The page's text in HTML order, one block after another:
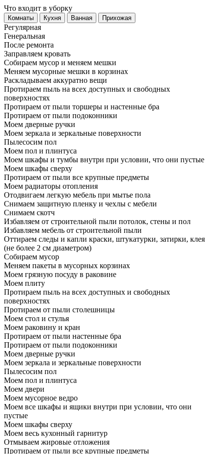
Что входит в уборку
Регу­лярная
Гене­ральная
После ремонта
Заправляем кровать
Собираем мусор и меняем мешки
Меняем мусорные мешки в корзинах
Раскладываем аккуратно вещи
Протираем пыль на всех доступных и свободных
поверхностях
Протираем от пыли торшеры и настенные бра
Протираем от пыли подоконники
Моем дверные ручки
Моем зеркала и зеркальные поверхности
Пылесосим пол
Моем пол и плинтуса
Моем шкафы и тумбы внутри при условии, что они пустые
Моем шкафы сверху
Протираем от пыли все крупные предметы
Моем радиаторы отопления
Отодвигаем легкую мебель при мытье пола
Снимаем защитную пленку и чехлы с мебели
Снимаем скотч
Избавляем от строительной пыли потолок, стены и пол
Избавляем мебель от строительной пыли
Оттираем следы и капли краски, штукатурки, затирки, клея
(не более 2 см диаметром)
Собираем мусор
Меняем пакеты в мусорных корзинах
Моем грязную посуду в раковине
Моем плиту
Протираем пыль на всех доступных и свободных
поверхностях
Протираем от пыли столешницы
Моем стол и стулья
Моем раковину и кран
Протираем от пыли настенные бра
Протираем от пыли подоконники
Моем дверные ручки
Моем зеркала и зеркальные поверхности
Пылесосим пол
Моем пол и плинтуса
Моем двери
Моем мусорное ведро
Моем все шкафы и ящики внутри при условии, что они
пустые
Моем шкафы сверху
Моем весь кухонный гарнитур
Отмываем жировые отложения
Протираем от пыли все крупные предметы